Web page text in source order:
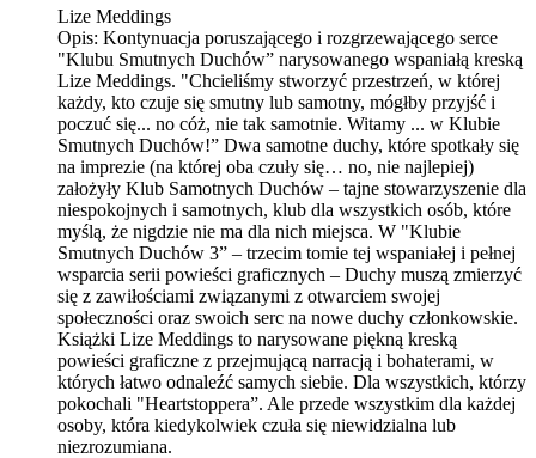
Lize Meddings
Opis: Kontynuacja poruszającego i rozgrzewającego serce
"Klubu Smutnych Duchów” narysowanego wspaniałą kreską
Lize Meddings. "Chcieliśmy stworzyć przestrzeń, w której
każdy, kto czuje się smutny lub samotny, mógłby przyjść i
poczuć się... no cóż, nie tak samotnie. Witamy ... w Klubie
Smutnych Duchów!” Dwa samotne duchy, które spotkały się
na imprezie (na której oba czuły się… no, nie najlepiej)
założyły Klub Samotnych Duchów – tajne stowarzyszenie dla
niespokojnych i samotnych, klub dla wszystkich osób, które
myślą, że nigdzie nie ma dla nich miejsca. W "Klubie
Smutnych Duchów 3” – trzecim tomie tej wspaniałej i pełnej
wsparcia serii powieści graficznych – Duchy muszą zmierzyć
się z zawiłościami związanymi z otwarciem swojej
społeczności oraz swoich serc na nowe duchy członkowskie.
Książki Lize Meddings to narysowane piękną kreską
powieści graficzne z przejmującą narracją i bohaterami, w
których łatwo odnaleźć samych siebie. Dla wszystkich, którzy
pokochali "Heartstoppera”. Ale przede wszystkim dla każdej
osoby, która kiedykolwiek czuła się niewidzialna lub
niezrozumiana.